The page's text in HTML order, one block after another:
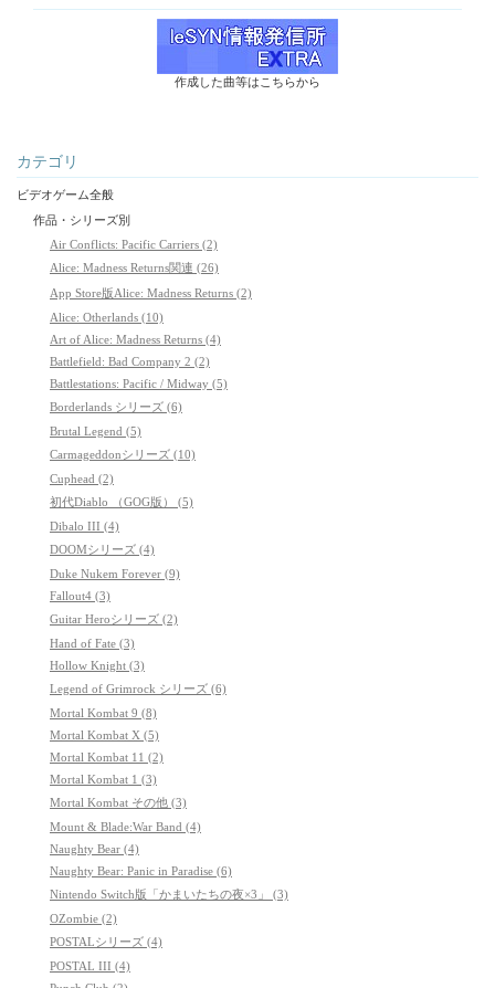
作成した曲等はこちらから
カテゴリ
ビデオゲーム全般
作品・シリーズ別
Air Conflicts: Pacific Carriers (2)
Alice: Madness Returns関連 (26)
App Store版Alice: Madness Returns (2)
Alice: Otherlands (10)
Art of Alice: Madness Returns (4)
Battlefield: Bad Company 2 (2)
Battlestations: Pacific / Midway (5)
Borderlands シリーズ (6)
Brutal Legend (5)
Carmageddonシリーズ (10)
Cuphead (2)
初代Diablo （GOG版） (5)
Dibalo III (4)
DOOMシリーズ (4)
Duke Nukem Forever (9)
Fallout4 (3)
Guitar Heroシリーズ (2)
Hand of Fate (3)
Hollow Knight (3)
Legend of Grimrock シリーズ (6)
Mortal Kombat 9 (8)
Mortal Kombat X (5)
Mortal Kombat 11 (2)
Mortal Kombat 1 (3)
Mortal Kombat その他 (3)
Mount & Blade:War Band (4)
Naughty Bear (4)
Naughty Bear: Panic in Paradise (6)
Nintendo Switch版「かまいたちの夜×3」 (3)
OZombie (2)
POSTALシリーズ (4)
POSTAL III (4)